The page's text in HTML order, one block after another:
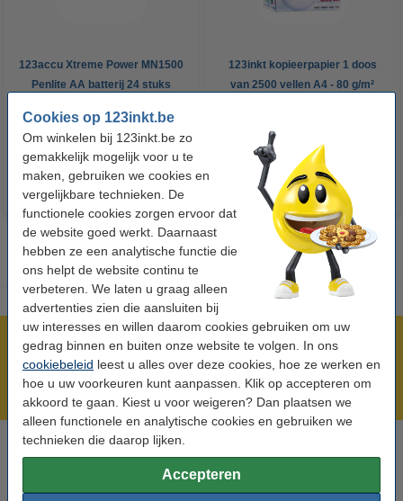
Cookies op 123inkt.be
Om winkelen bij 123inkt.be zo
gemakkelijk mogelijk voor u te
maken, gebruiken we cookies en
vergelijkbare technieken. De
functionele cookies zorgen ervoor dat
de website goed werkt. Daarnaast
hebben ze een analytische functie die
ons helpt de website continu te
verbeteren. We laten u graag alleen
advertenties zien die aansluiten bij
uw interesses en willen daarom cookies gebruiken om uw
gedrag binnen en buiten onze website te volgen. In ons
cookiebeleid leest u alles over deze cookies, hoe ze werken en
hoe u uw voorkeuren kunt aanpassen. Klik op accepteren om
akkoord te gaan. Kiest u voor weigeren? Dan plaatsen we
alleen functionele en analytische cookies en gebruiken we
technieken die daarop lijken.
Accepteren
123accu Xtreme Power MN1500
Penlite AA batterij 24 stuks
123inkt kopieerpapier 1 doos
van 2500 vellen A4 - 80 g/m²
€ 33,50
Meer dan 5 miljoen klanten!
Voor 22.00 uur besteld, morgen in huis!
Hulp nodig? Bel ons op +32 (0)9 39 64 123
Op werkdagen van 8.30 tot 17 uur